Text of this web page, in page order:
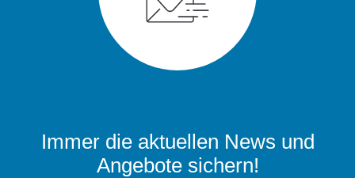
Immer die aktuellen News und
Angebote sichern!